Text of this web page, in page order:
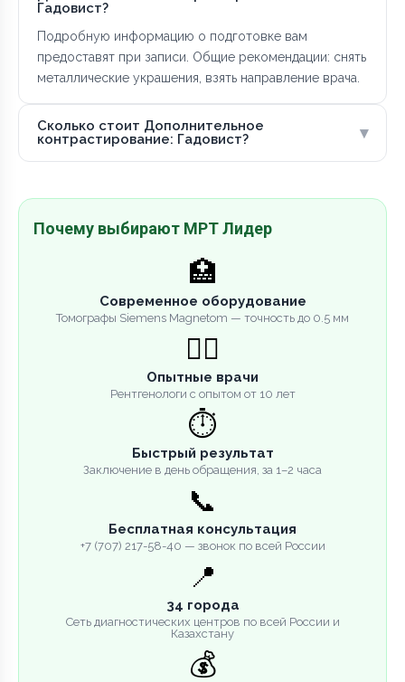
Гадовист?
Подробную информацию о подготовке вам
предоставят при записи. Общие рекомендации: снять
металлические украшения, взять направление врача.
Сколько стоит Дополнительное
контрастирование: Гадовист?
▾
Почему выбирают МРТ Лидер
🏥
Современное оборудование
Томографы Siemens Magnetom — точность до 0.5 мм
👨‍⚕️
Опытные врачи
Рентгенологи с опытом от 10 лет
⏱️
Быстрый результат
Заключение в день обращения, за 1–2 часа
📞
Бесплатная консультация
+7 (707) 217-58-40 — звонок по всей России
📍
34 города
Сеть диагностических центров по всей России и
Казахстану
💰